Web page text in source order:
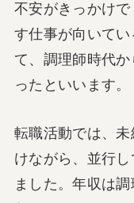
不安がきっかけ
す仕事が向いて
て、調理師時代
ったといいます。
転職活動では、
けながら、並行
ました。年収は